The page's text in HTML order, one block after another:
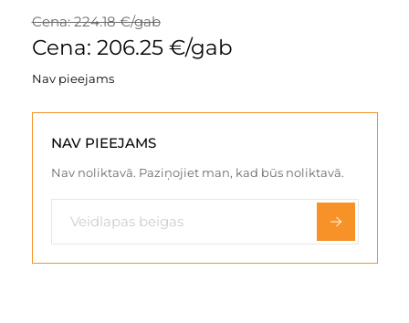
Cena: 224.18 €/gab
Cena: 206.25 €/gab
Nav pieejams
NAV PIEEJAMS
Nav noliktavā. Paziņojiet man, kad būs noliktavā.